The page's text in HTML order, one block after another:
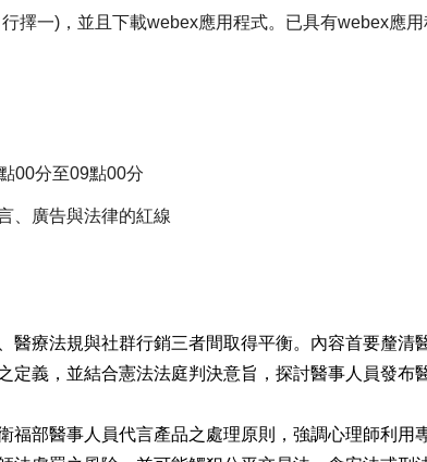
擇一)，並且下載webex應用程式。已具有webex應
00分至09點00分
、廣告與法律的紅線
醫療法規與社群行銷三者間取得平衡。內容首要釐清
定義，並結合憲法法庭判決意旨，探討醫事人員發布
福部醫事人員代言產品之處理原則，強調心理師利用